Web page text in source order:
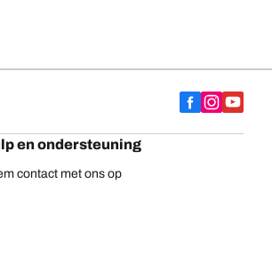
en ondersteuning
contact met ons op